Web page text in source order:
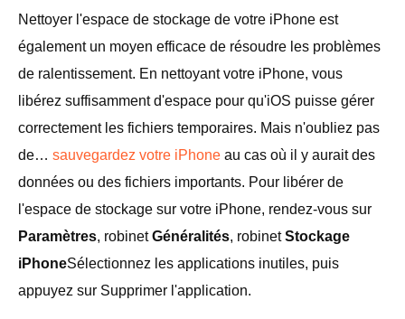
Nettoyer l'espace de stockage de votre iPhone est
également un moyen efficace de résoudre les problèmes
de ralentissement. En nettoyant votre iPhone, vous
libérez suffisamment d'espace pour qu'iOS puisse gérer
correctement les fichiers temporaires. Mais n'oubliez pas
de… sauvegardez votre iPhone au cas où il y aurait des
données ou des fichiers importants. Pour libérer de
l'espace de stockage sur votre iPhone, rendez-vous sur
Paramètres, robinetGénéralités, robinetStockage
iPhoneSélectionnez les applications inutiles, puis
appuyez sur Supprimer l'application.